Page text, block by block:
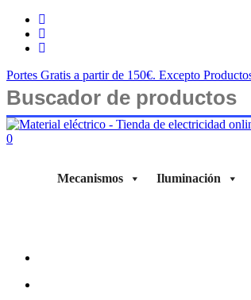
Saltar
contenido
twitter
facebook
instagram
Portes Gratis a partir de 150€. Excepto
Cerrar
búsqueda
buscar
account
0
Mecanismos
Iluminación